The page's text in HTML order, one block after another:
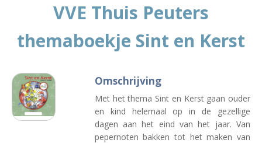
VVE Thuis Peuters
themaboekje Sint en Kerst
Omschrijving
Met het thema Sint en Kerst gaan ouder
en kind helemaal op in de gezellige
dagen aan het eind van het jaar. Van
pepernoten bakken tot het maken van